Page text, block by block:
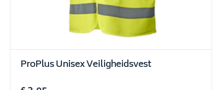
ProPlus Unisex Veiligheidsvest